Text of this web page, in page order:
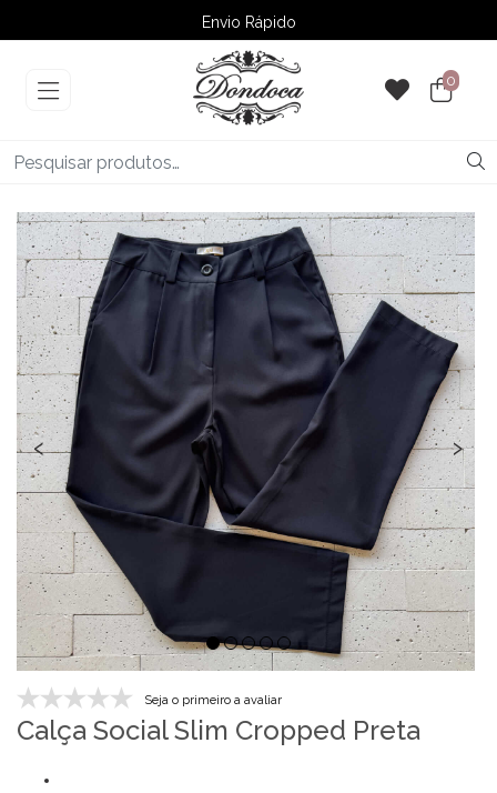
Envio Rápido
➚ Ofertas– Até 60% OFF
0
‹ ›
Seja o primeiro a avaliar
Calça Social Slim Cropped Preta